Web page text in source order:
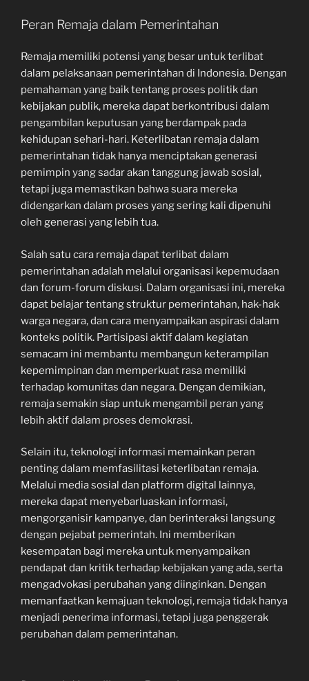
Peran Remaja dalam Pemerintahan
Remaja memiliki potensi yang besar untuk terlibat
dalam pelaksanaan pemerintahan di Indonesia. Dengan
pemahaman yang baik tentang proses politik dan
kebijakan publik, mereka dapat berkontribusi dalam
pengambilan keputusan yang berdampak pada
kehidupan sehari-hari. Keterlibatan remaja dalam
pemerintahan tidak hanya menciptakan generasi
pemimpin yang sadar akan tanggung jawab sosial,
tetapi juga memastikan bahwa suara mereka
didengarkan dalam proses yang sering kali dipenuhi
oleh generasi yang lebih tua.
Salah satu cara remaja dapat terlibat dalam
pemerintahan adalah melalui organisasi kepemudaan
dan forum-forum diskusi. Dalam organisasi ini, mereka
dapat belajar tentang struktur pemerintahan, hak-hak
warga negara, dan cara menyampaikan aspirasi dalam
konteks politik. Partisipasi aktif dalam kegiatan
semacam ini membantu membangun keterampilan
kepemimpinan dan memperkuat rasa memiliki
terhadap komunitas dan negara. Dengan demikian,
remaja semakin siap untuk mengambil peran yang
lebih aktif dalam proses demokrasi.
Selain itu, teknologi informasi memainkan peran
penting dalam memfasilitasi keterlibatan remaja.
Melalui media sosial dan platform digital lainnya,
mereka dapat menyebarluaskan informasi,
mengorganisir kampanye, dan berinteraksi langsung
dengan pejabat pemerintah. Ini memberikan
kesempatan bagi mereka untuk menyampaikan
pendapat dan kritik terhadap kebijakan yang ada, serta
mengadvokasi perubahan yang diinginkan. Dengan
memanfaatkan kemajuan teknologi, remaja tidak hanya
menjadi penerima informasi, tetapi juga penggerak
perubahan dalam pemerintahan.